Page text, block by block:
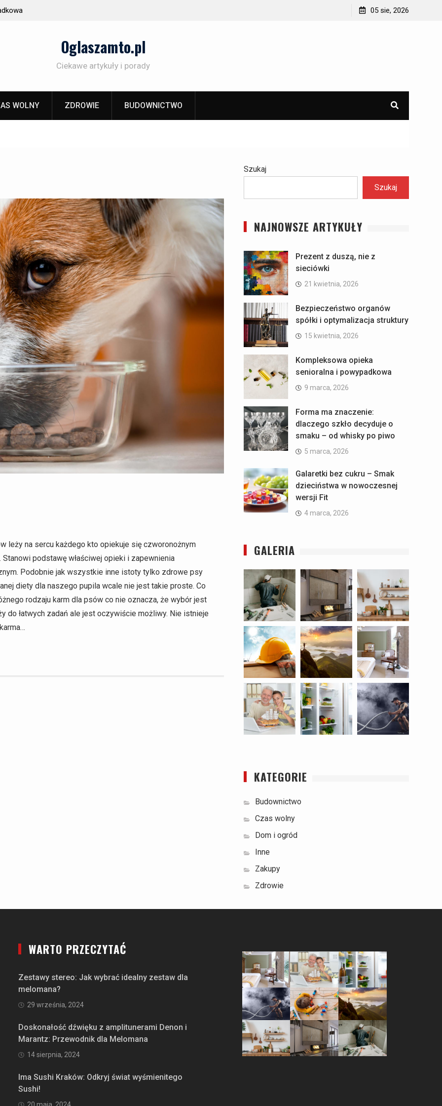
decyduje o
05 sie, 2026
Oglaszamto.pl
Ciekawe artykuły i porady
WOLNY ZDROWIE BUDOWNICTWO
leży na sercu każdego kto opiekuje się czworonożnym
podstawę właściwej opieki i zapewnienia
Podobnie jak wszystkie inne istoty tylko zdrowe psy
diety dla naszego pupila wcale nie jest takie proste. Co
rodzaju karm dla psów co nie oznacza, że wybór jest
do łatwych zadań ale jest oczywiście możliwy. Nie istnieje
Szukaj
Szukaj
NAJNOWSZE ARTYKUŁY
Prezent z duszą, nie z
sieciówki
21 kwietnia, 2026
Bezpieczeństwo organów
spółki i optymalizacja struktury
15 kwietnia, 2026
Kompleksowa opieka
senioralna i powypadkowa
9 marca, 2026
Forma ma znaczenie:
dlaczego szkło decyduje o
smaku – od whisky po piwo
5 marca, 2026
Galaretki bez cukru – Smak
dzieciństwa w nowoczesnej
wersji Fit
4 marca, 2026
GALERIA
KATEGORIE
Budownictwo
Czas wolny
Dom i ogród
Inne
Zakupy
Zdrowie
WARTO PRZECZYTAĆ
Zestawy stereo: Jak wybrać idealny zestaw dla
melomana?
29 września, 2024
Doskonałość dźwięku z amplitunerami Denon i
Marantz: Przewodnik dla Melomana
14 sierpnia, 2024
Ima Sushi Kraków: Odkryj świat wyśmienitego
Sushi!